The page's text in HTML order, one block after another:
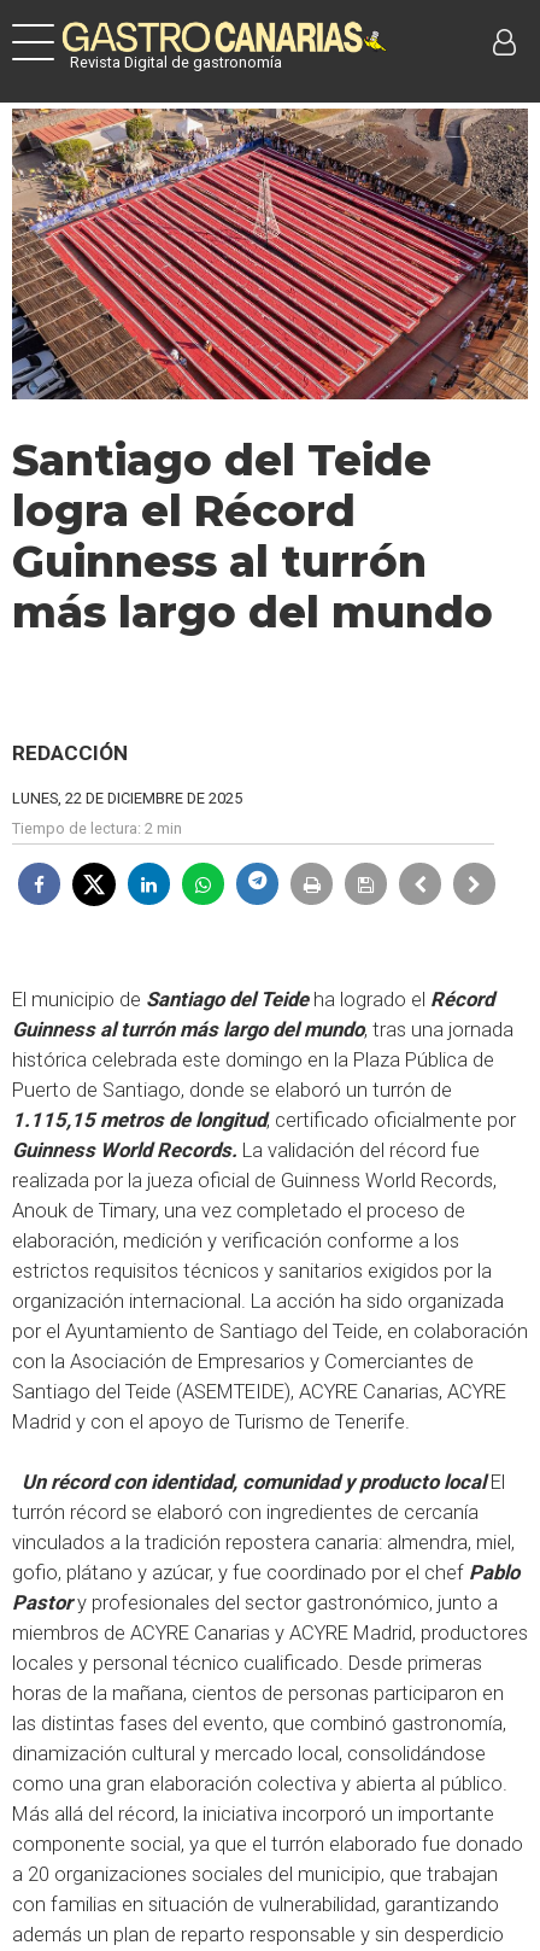
Revista Digital de gastronomía
Santiago del Teide
logra el Récord
Guinness al turrón
más largo del mundo
REDACCIÓN
LUNES, 22 DE DICIEMBRE DE 2025
Tiempo de lectura: 2 min
El municipio de Santiago del Teideha logrado el Récord
Guinness al turrón más largo del mundo, tras una jornada
histórica celebrada este domingo en la Plaza Pública de
Puerto de Santiago, donde se elaboró un turrón de
1.115,15 metros de longitud, certificado oficialmente por
Guinness World Records. La validación del récord fue
realizada por la jueza oficial de Guinness World Records,
Anouk de Timary, una vez completado el proceso de
elaboración, medición y verificación conforme a los
estrictos requisitos técnicos y sanitarios exigidos por la
organización internacional. La acción ha sido organizada
por el Ayuntamiento de Santiago del Teide, en colaboración
con la Asociación de Empresarios y Comerciantes de
Santiago del Teide (ASEMTEIDE), ACYRE Canarias, ACYRE
Madrid y con el apoyo de Turismo de Tenerife.
Un récord con identidad, comunidad y producto localEl
turrón récord se elaboró con ingredientes de cercanía
vinculados a la tradición repostera canaria: almendra, miel,
gofio, plátano y azúcar, y fue coordinado por el chef Pablo
Pastory profesionales del sector gastronómico, junto a
miembros de ACYRE Canarias y ACYRE Madrid, productores
locales y personal técnico cualificado. Desde primeras
horas de la mañana, cientos de personas participaron en
las distintas fases del evento, que combinó gastronomía,
dinamización cultural y mercado local, consolidándose
como una gran elaboración colectiva y abierta al público.
Más allá del récord, la iniciativa incorporó un importante
componente social, ya que el turrón elaborado fue donado
a 20 organizaciones sociales del municipio, que trabajan
con familias en situación de vulnerabilidad, garantizando
además un plan de reparto responsable y sin desperdicio